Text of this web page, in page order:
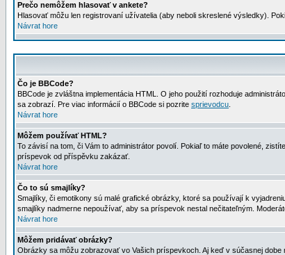
Prečo nemôžem hlasovať v ankete?
Hlasovať môžu len registrovaní užívatelia (aby neboli skreslené výsledky).
Návrat hore
Čo je BBCode?
BBCode je zvláštna implementácia HTML. O jeho použití rozhoduje
sa zobrazí. Pre viac informácií o BBCode si pozrite sprievodcu
Návrat hore
Môžem používať HTML?
To závisí na tom, či Vám to administrátor povolí. Pokiaľ to máte povolené,
príspevok od příspěvku zakázať.
Návrat hore
Čo to sú smajlíky?
Smajlíky, či emotikony sú malé grafické obrázky, ktoré sa používají k
smajlíky nadmerne nepoužívať, aby sa príspevok nestal nečitateľným.
Návrat hore
Môžem pridávať obrázky?
Obrázky sa môžu zobrazovať vo Vašich príspevkoch. Aj keď v súčasnej